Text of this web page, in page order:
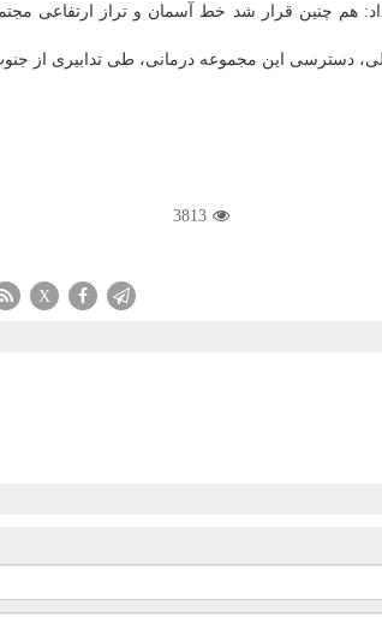
هم چنین قرار شد خط آسمان و تراز ارتفاعی
پنـــــــج شهر تهران تاكید كرد: علاوه بر گذر ۲۱ متری شمالی، دسترسی این مجموعه درمانی، طی تدابیری از
3813
X